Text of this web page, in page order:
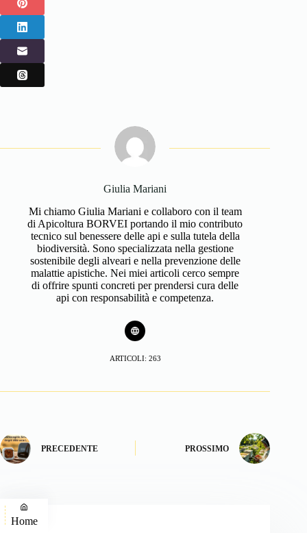
Giulia Mariani
Mi chiamo Giulia Mariani e collaboro con il team
di Apicoltura BORVEI portando il mio contributo
tecnico sul benessere delle api e sulla tutela della
biodiversità. Sono specializzata nella gestione
sostenibile degli alveari e nella prevenzione delle
malattie apistiche. Nei miei articoli cerco sempre
di offrire spunti concreti per prendersi cura delle
api con responsabilità e competenza.
ARTICOLI: 263
PRECEDENTE PROSSIMO
Home